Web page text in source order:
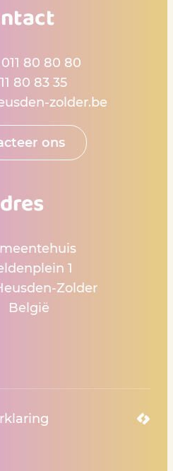
011 80 80 80
80 83 35
zolder.be
ons
1
Zolder
België
LCP